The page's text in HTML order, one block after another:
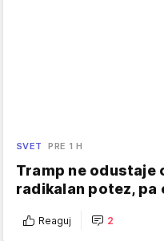
SVET PRE 1 H
Tramp ne odustaje
radikalan potez,
Reaguj 2